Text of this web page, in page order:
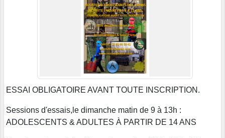
ESSAI OBLIGATOIRE AVANT TOUTE INSCRIPTION.
Sessions d'essais,le dimanche matin de 9 à 13h :
ADOLESCENTS & ADULTES À PARTIR DE 14 ANS